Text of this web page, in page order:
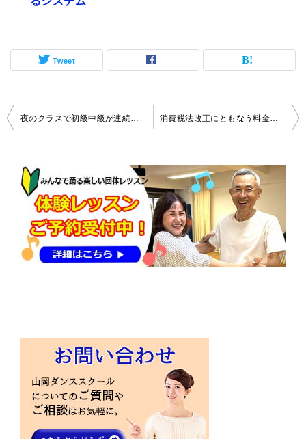
Tweet
投
夜のクラスで初級中級が連続で受講できるようになります 消費税法改正にともなう料金改定のお知らせ